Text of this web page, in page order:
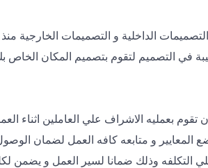
الداخلية و التصميمات الخارجية
في التصميم لتقوم بتصميم المكان
بعمليه الاشراف علي العاملين اثناء
المعايير و متابعه كافه العمل لضمان
علي التكلفه وذلك ضمانا لسير العمل و يضمن